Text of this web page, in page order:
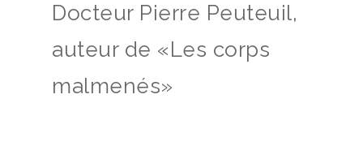
Docteur Pierre Peuteuil,
auteur de «Les corps
malmenés»